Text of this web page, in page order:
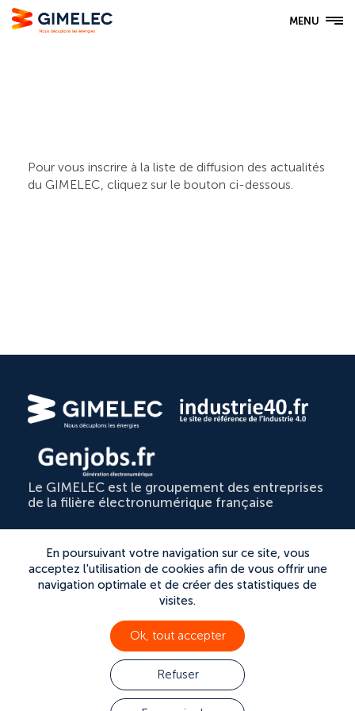
MENU
Pour vous inscrire à la liste de diffusion des actualités
du GIMELEC, cliquez sur le bouton ci-dessous.
Le GIMELEC est le groupement des entreprises
de la filière électronumérique française
Nos adhérents
Nous contacter
En poursuivant votre navigation sur ce site, vous
acceptez l'utilisation de cookies afin de vous offrir une
navigation optimale et de créer des statistiques de
visites.
Ok, tout accepter
Refuser